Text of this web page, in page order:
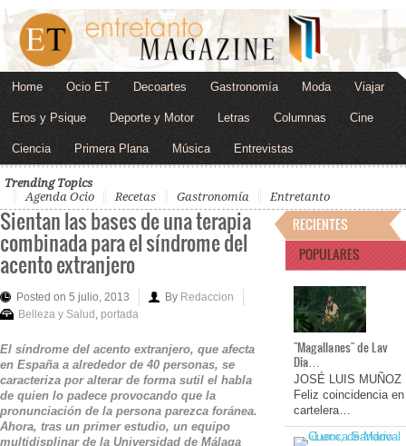
Home Ocio ET Decoartes Gastronomía Moda Viajar
Eros y Psique Deporte y Motor Letras Columnas Cine
Ciencia Primera Plana Música Entrevistas
Trending Topics
Agenda Ocio
Recetas Gastronomía Entretanto
Sientan las bases de una terapia
combinada para el síndrome del
acento extranjero
Posted on 5 julio, 2013 By Redaccion
Belleza y Salud portada
El síndrome del acento extranjero, que afecta
en España a alrededor de 40 personas, se
caracteriza por alterar de forma sutil el habla
de quien lo padece provocando que la
pronunciación de la persona parezca foránea.
Ahora, tras un primer estudio, un equipo
multidisplinar de la Universidad de Málaga
RECIENTES
POPULARES
"Magallanes" de Lav
Dia…
JOSÉ LUIS MUÑOZ
Feliz coincidencia en
cartelera…